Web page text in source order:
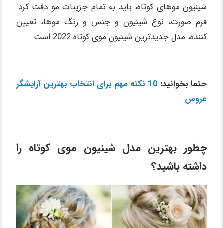
شینیون موهای کوتاه، باید به تمام جزییات مو دقت کرد.
فرم صورت، نوع شینیون و جنس و رنگ موها، تعیین
کننده، مدل جدیدترین شینیون موی کوتاه 2022 است.
حتما بخوانید:
10 نکته مهم برای انتخاب بهترین آرایشگر
عروس
چطور بهترین مدل شینیون موی کوتاه را
داشته باشید؟